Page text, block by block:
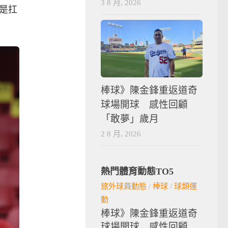
扛
3 8 月, 2026
棒球》陳金鋒重返道奇
球場開球 感性回顧
「敢夢」歲月
2 8 月, 2026
熱門體育動態TO5
旅外球員動態 / 棒球 / 球類運
動
棒球》陳金鋒重返道奇